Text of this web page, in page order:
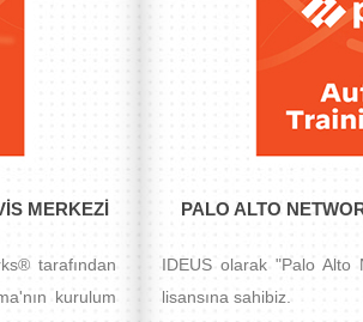
MERKEZI
tarafından
kurulum
PALO ALTO
IDEUS olarak "Palo Alto
lisansına sahibiz.